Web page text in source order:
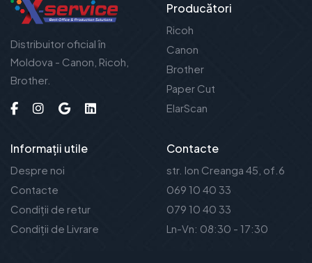
Distribuitor oficial în
Moldova - Canon, Ricoh,
Brother.
Producători
Ricoh
Canon
Brother
Paper Cut
ElarScan
Informații utile
Despre noi
Contacte
Condiții de retur
Condiții de Livrare
Contacte
str. Ion Creanga 45, of.6
069 10 40 33
079 10 40 33
Ln-Vn: 08:30 - 17:30